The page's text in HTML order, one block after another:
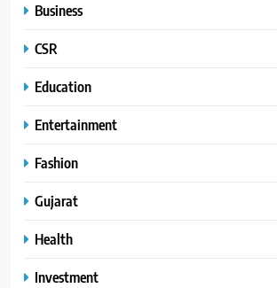
Business
CSR
Education
Entertainment
Fashion
Gujarat
Health
Investment